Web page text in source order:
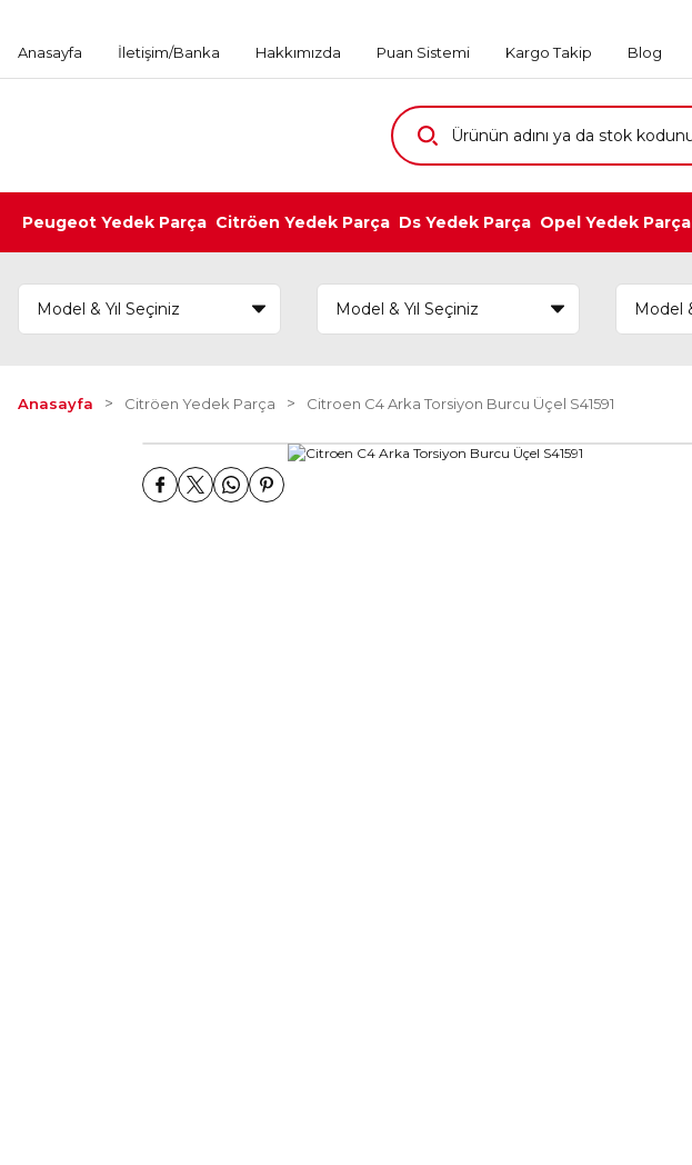
Anasayfa İletişim/Banka Hakkımızda Puan Sistemi Kargo Takip Blog
Peugeot Yedek Parça Citröen Yedek Parça Ds Yedek Parça Opel Yedek Parça
Anasayfa Citröen Yedek Parça Citroen C4 Arka Torsiyon Burcu Üçel S41591